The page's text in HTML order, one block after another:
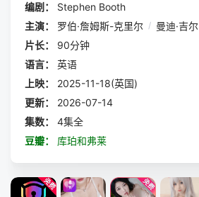
编剧：
Stephen Booth
主演：
罗伯·詹姆斯-克里尔 / 曼迪·吉尔
片长：
90分钟
语言：
英语
上映：
2025-11-18(英国)
更新：
2026-07-14
集数：
4集全
豆瓣：
库珀和弗莱